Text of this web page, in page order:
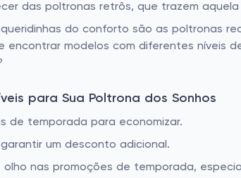
das poltronas retrôs, que trazem
do conforto são as poltronas
encontrar modelos com diferentes níveis
para Sua Poltrona dos Sonhos
de temporada para economizar.
um desconto adicional.
olho nas promoções de temporada,